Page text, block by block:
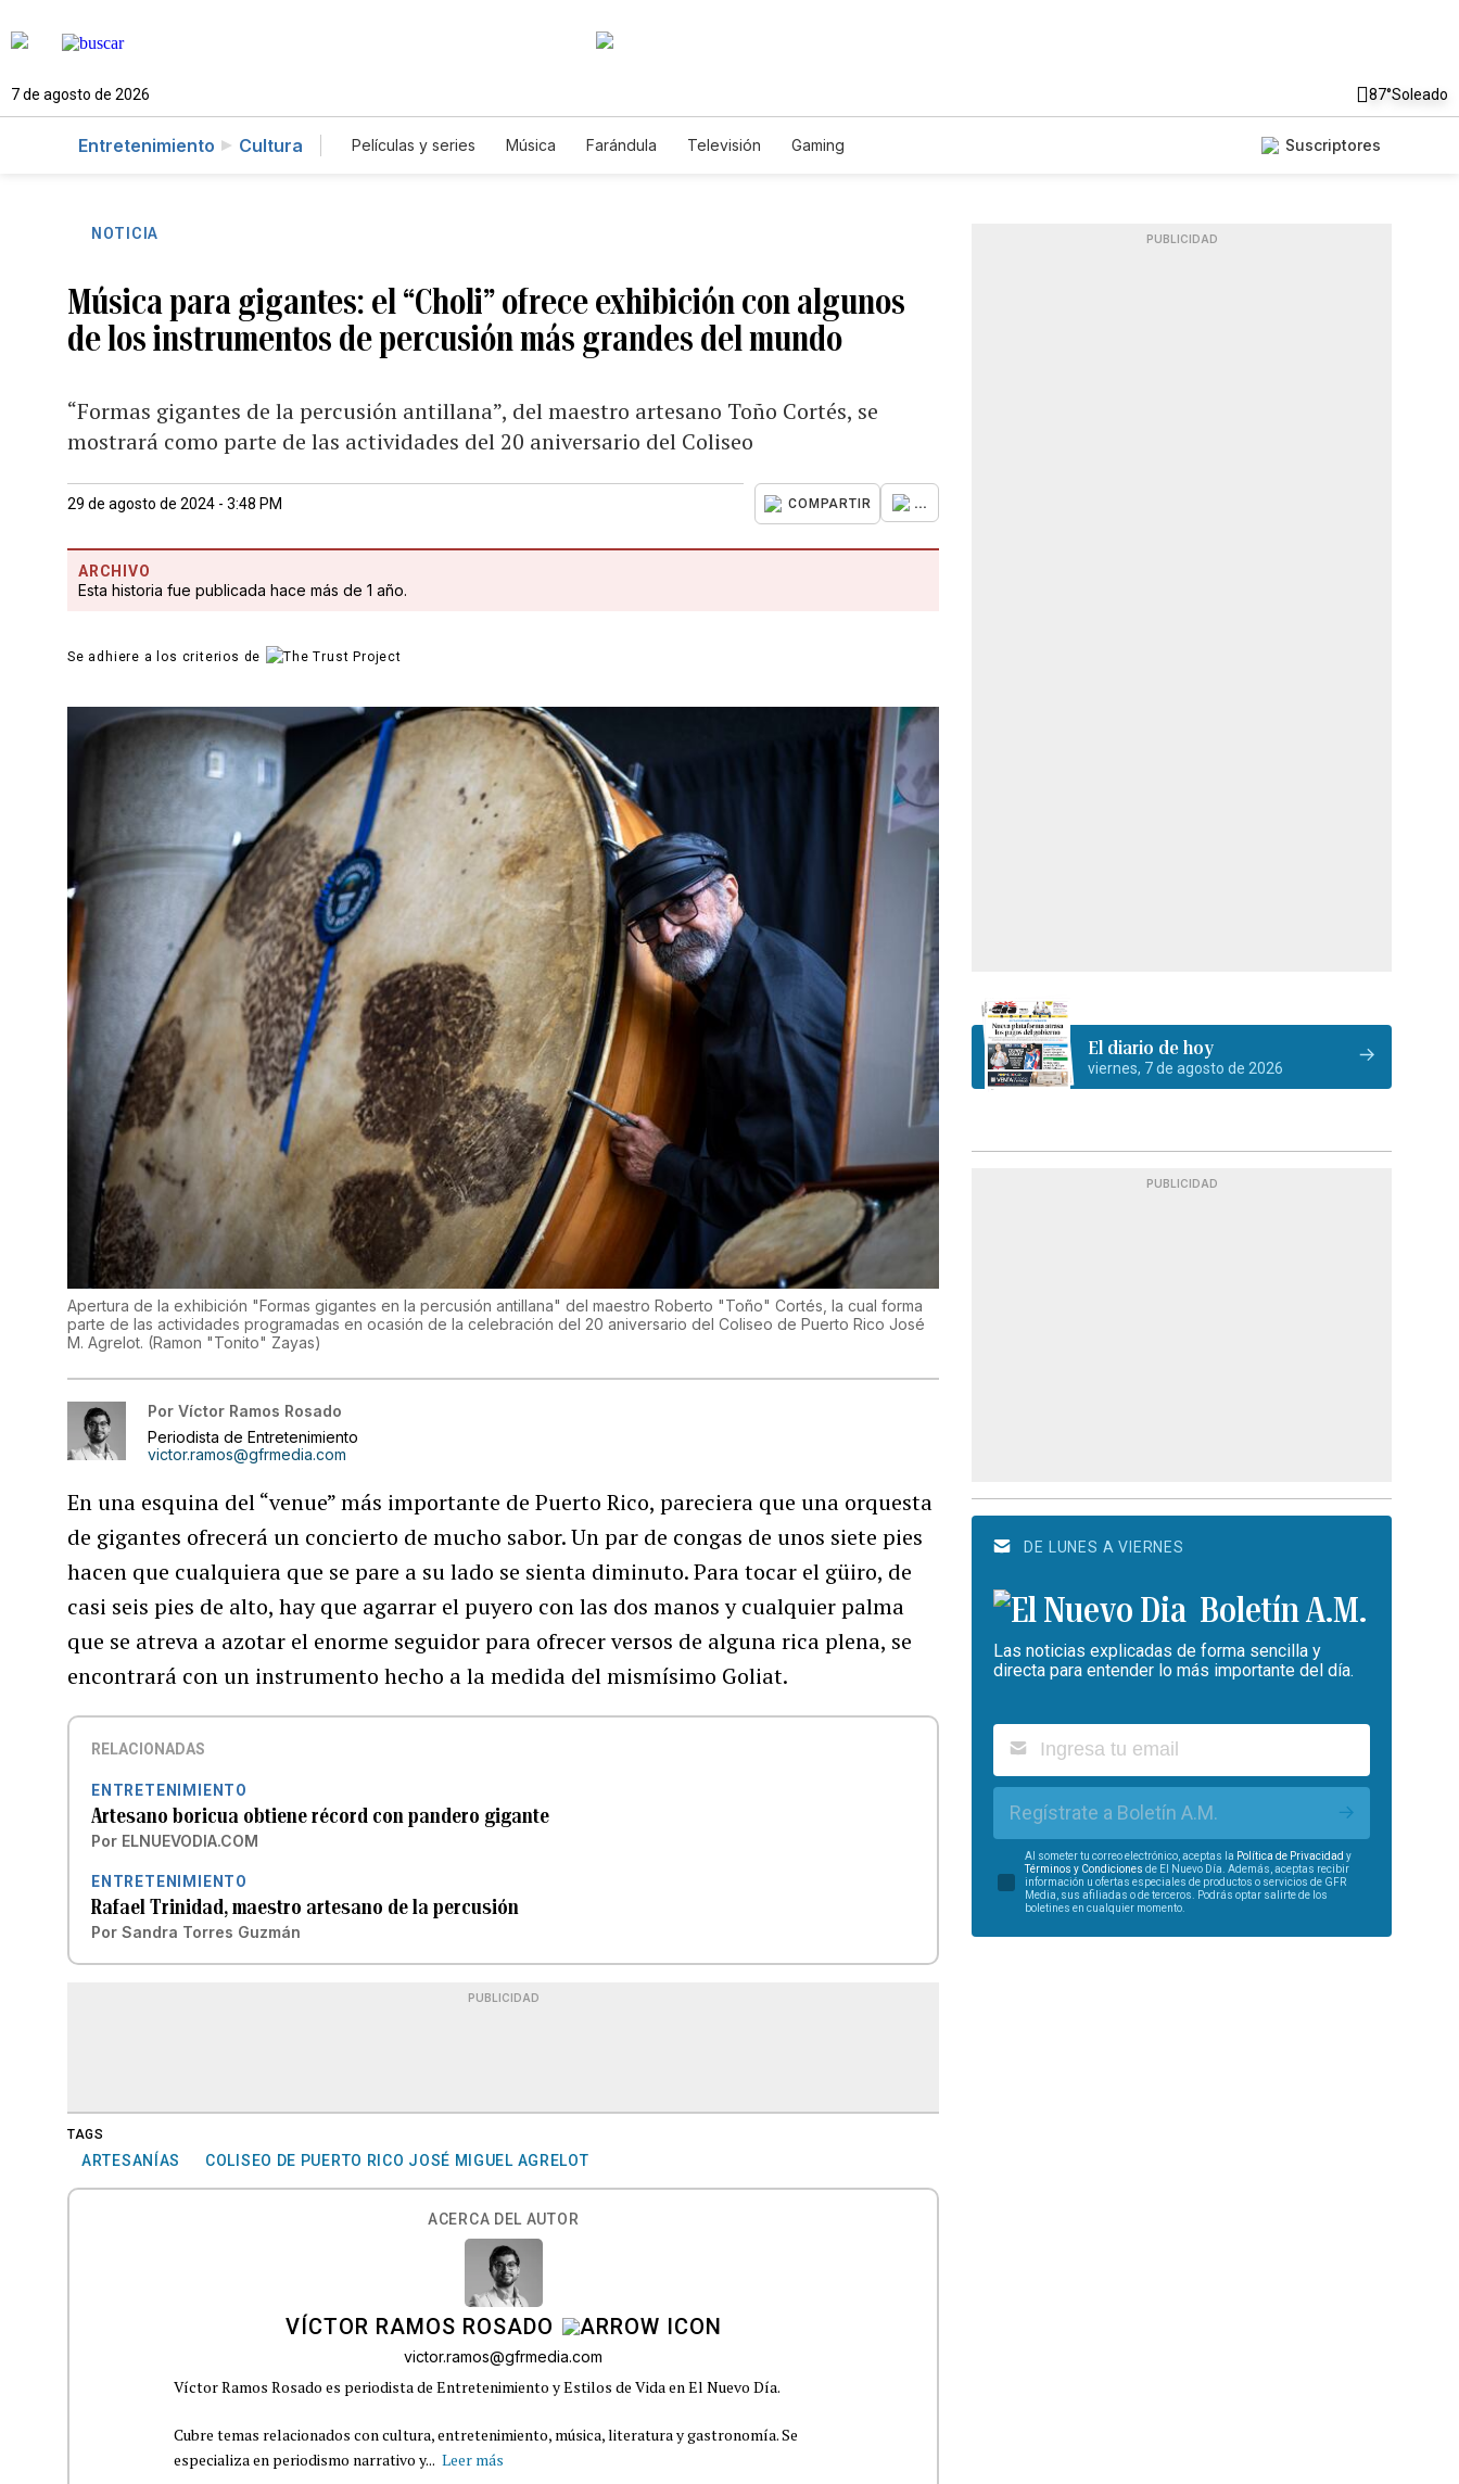
7 de agosto de 2026 87°Soleado
Entretenimiento Cultura Películas y series Música Farándula Televisión Gaming Suscriptores
NOTICIA
Música para gigantes: el “Choli” ofrece exhibición con algunos
de los instrumentos de percusión más grandes del mundo
“Formas gigantes de la percusión antillana”, del maestro artesano Toño Cortés, se
mostrará como parte de las actividades del 20 aniversario del Coliseo
29 de agosto de 2024 - 3:48 PM COMPARTIR ...
ARCHIVO
Esta historia fue publicada hace más de 1 año.
Se adhiere a los criterios de
Apertura de la exhibición "Formas gigantes en la percusión antillana" del maestro Roberto "Toño" Cortés, la cual forma
parte de las actividades programadas en ocasión de la celebración del 20 aniversario del Coliseo de Puerto Rico José
M. Agrelot. (Ramon "Tonito" Zayas)
Por Víctor Ramos Rosado
Periodista de Entretenimiento
victor.ramos@gfrmedia.com
En una esquina del “venue” más importante de Puerto Rico, pareciera que una orquesta
de gigantes ofrecerá un concierto de mucho sabor. Un par de congas de unos siete pies
hacen que cualquiera que se pare a su lado se sienta diminuto. Para tocar el güiro, de
casi seis pies de alto, hay que agarrar el puyero con las dos manos y cualquier palma
que se atreva a azotar el enorme seguidor para ofrecer versos de alguna rica plena, se
encontrará con un instrumento hecho a la medida del mismísimo Goliat.
RELACIONADAS
ENTRETENIMIENTO
Artesano boricua obtiene récord con pandero gigante
Por ELNUEVODIA.COM
ENTRETENIMIENTO
Rafael Trinidad, maestro artesano de la percusión
Por Sandra Torres Guzmán
PUBLICIDAD
TAGS
ARTESANÍAS COLISEO DE PUERTO RICO JOSÉ MIGUEL AGRELOT
ACERCA DEL AUTOR
VÍCTOR RAMOS ROSADO
victor.ramos@gfrmedia.com
Víctor Ramos Rosado es periodista de Entretenimiento y Estilos de Vida en El Nuevo Día.
Cubre temas relacionados con cultura, entretenimiento, música, literatura y gastronomía. Se
especializa en periodismo narrativo y... Leer más
PUBLICIDAD
El diario de hoy
viernes, 7 de agosto de 2026
PUBLICIDAD
DE LUNES A VIERNES
Boletín A.M.
Las noticias explicadas de forma sencilla y
directa para entender lo más importante del día.
Regístrate a Boletín A.M.
Al someter tu correo electrónico, aceptas la Política de Privacidad y
Términos y Condiciones de El Nuevo Día. Además, aceptas recibir
información u ofertas especiales de productos o servicios de GFR
Media, sus afiliadas o de terceros. Podrás optar salirte de los
boletines en cualquier momento.